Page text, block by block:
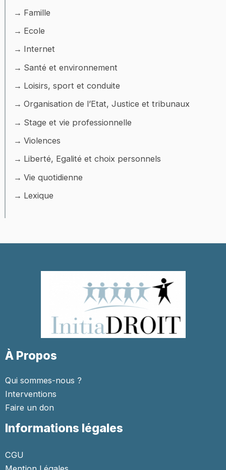
Famille
Ecole
Internet
Santé et environnement
Loisirs, sport et conduite
Organisation de l’Etat, Justice et tribunaux
Stage et vie professionnelle
Violences
Liberté, Egalité et choix personnels
Vie quotidienne
Lexique
À Propos
Qui sommes-nous ?
Interventions
Faire un don
Informations légales
CGU